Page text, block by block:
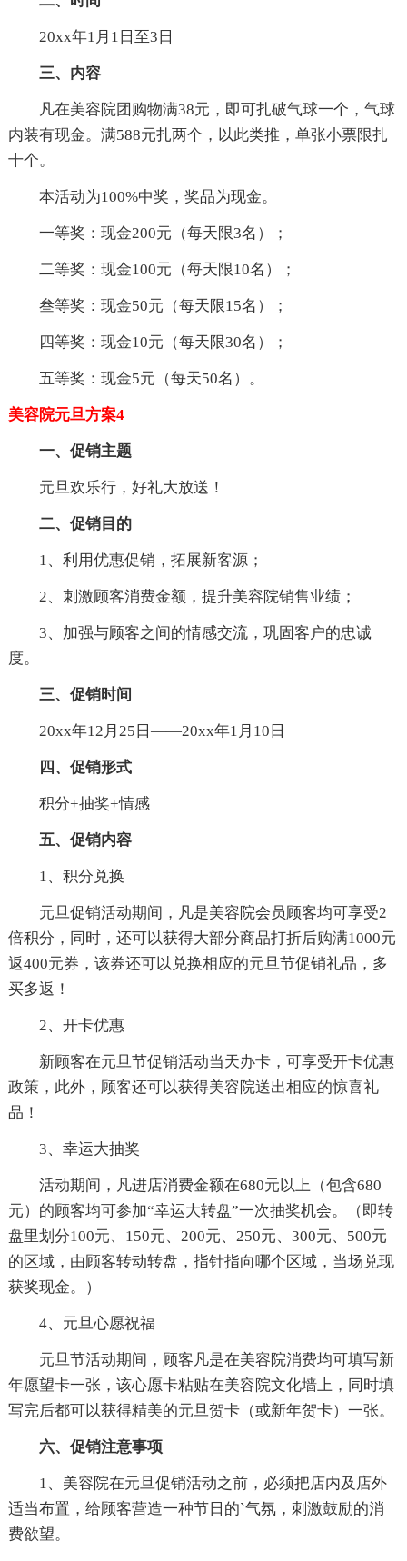
20xx年1月1日至3日
三、内容
凡在美容院团购物满38元，即可扎破气球一个，气球
内装有现金。满588元扎两个，以此类推，单张小票限扎
十个。
本活动为100%中奖，奖品为现金。
一等奖：现金200元（每天限3名）；
二等奖：现金100元（每天限10名）；
叁等奖：现金50元（每天限15名）；
四等奖：现金10元（每天限30名）；
五等奖：现金5元（每天50名）。
美容院元旦方案4
一、促销主题
元旦欢乐行，好礼大放送！
二、促销目的
1、利用优惠促销，拓展新客源；
2、刺激顾客消费金额，提升美容院销售业绩；
3、加强与顾客之间的情感交流，巩固客户的忠诚
度。
三、促销时间
20xx年12月25日——20xx年1月10日
四、促销形式
积分+抽奖+情感
五、促销内容
1、积分兑换
元旦促销活动期间，凡是美容院会员顾客均可享受2
倍积分，同时，还可以获得大部分商品打折后购满1000元
返400元券，该券还可以兑换相应的元旦节促销礼品，多
买多返！
2、开卡优惠
新顾客在元旦节促销活动当天办卡，可享受开卡优惠
政策，此外，顾客还可以获得美容院送出相应的惊喜礼
品！
3、幸运大抽奖
活动期间，凡进店消费金额在680元以上（包含680
元）的顾客均可参加“幸运大转盘”一次抽奖机会。（即转
盘里划分100元、150元、200元、250元、300元、500元
的区域，由顾客转动转盘，指针指向哪个区域，当场兑现
获奖现金。）
4、元旦心愿祝福
元旦节活动期间，顾客凡是在美容院消费均可填写新
年愿望卡一张，该心愿卡粘贴在美容院文化墙上，同时填
写完后都可以获得精美的元旦贺卡（或新年贺卡）一张。
六、促销注意事项
1、美容院在元旦促销活动之前，必须把店内及店外
适当布置，给顾客营造一种节日的`气氛，刺激鼓励的消
费欲望。